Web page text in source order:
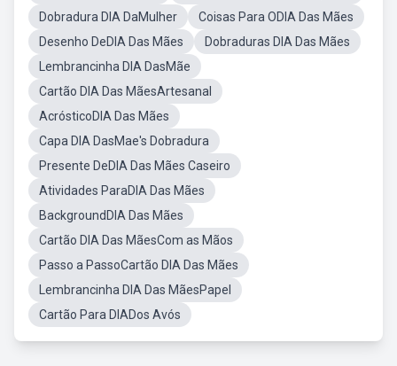
Dobradura DIA DaMulher
Coisas Para ODIA Das Mães
Desenho DeDIA Das Mães
Dobraduras DIA Das Mães
Lembrancinha DIA DasMãe
Cartão DIA Das MãesArtesanal
AcrósticoDIA Das Mães
Capa DIA DasMae's Dobradura
Presente DeDIA Das Mães Caseiro
Atividades ParaDIA Das Mães
BackgroundDIA Das Mães
Cartão DIA Das MãesCom as Mãos
Passo a PassoCartão DIA Das Mães
Lembrancinha DIA Das MãesPapel
Cartão Para DIADos Avós